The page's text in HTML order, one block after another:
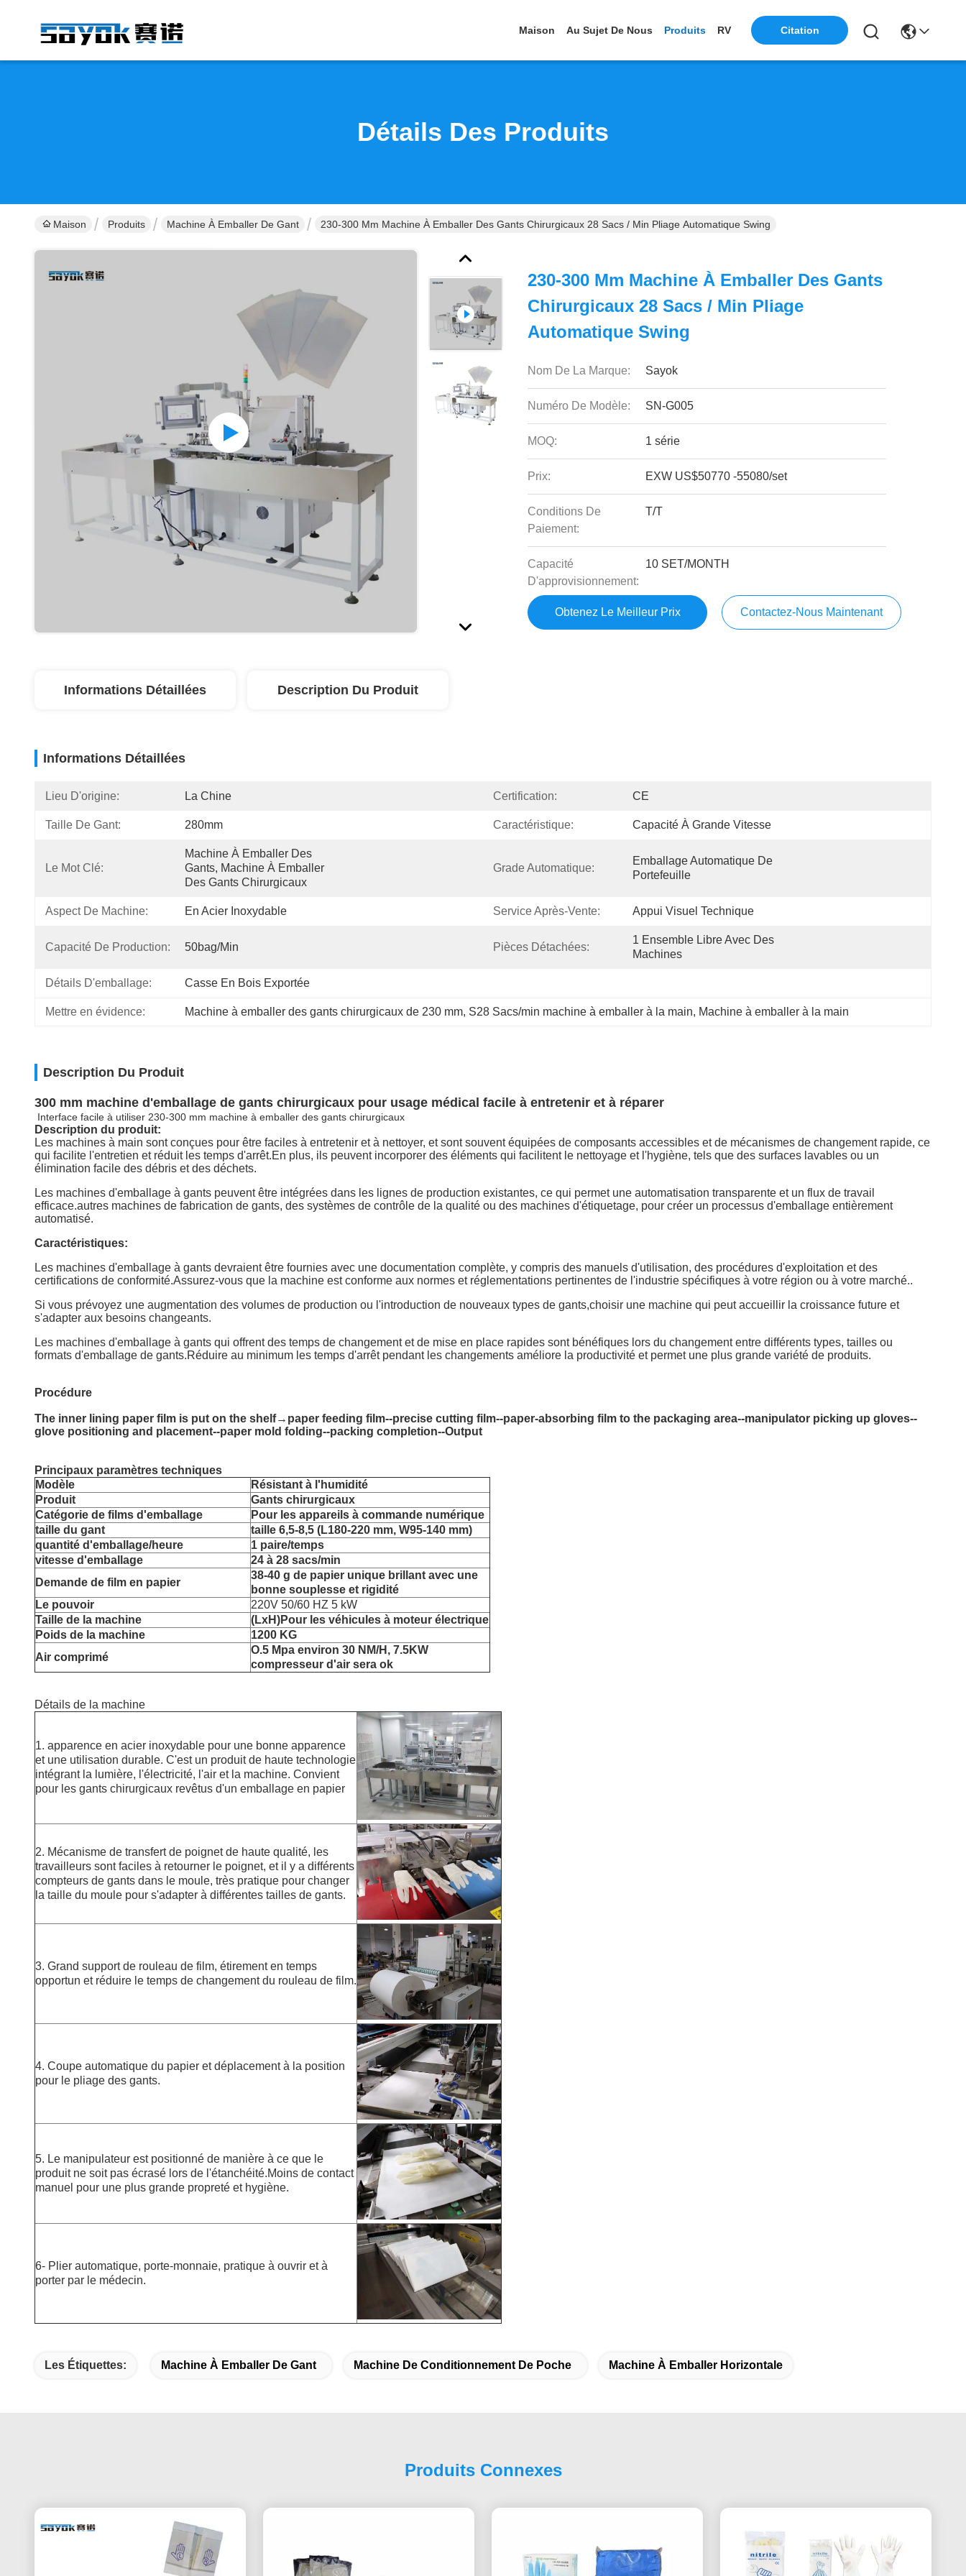
Maison Au Sujet De Nous Produits RV Citation
Détails Des Produits
Maison Produits Machine À Emballer De Gant 230-300 Mm Machine À Emballer Des Gants Chirurgicaux 28 Sacs / Min Pliage Automatique Swing
230-300 Mm Machine À Emballer Des Gants
Chirurgicaux 28 Sacs / Min Pliage
Automatique Swing
Nom De La Marque: Sayok
Numéro De Modèle: SN-G005
MOQ: 1 série
Prix: EXW US$50770 -55080/set
Conditions De
Paiement:
T/T
Capacité
D'approvisionnement:
10 SET/MONTH
Obtenez Le Meilleur Prix Contactez-Nous Maintenant
Informations Détaillées Description Du Produit
Informations Détaillées
Lieu D'origine: La Chine Certification: CE
Taille De Gant: 280mm Caractéristique: Capacité À Grande Vitesse
Le Mot Clé:
Machine À Emballer Des
Gants, Machine À Emballer
Des Gants Chirurgicaux
Grade Automatique:
Emballage Automatique De
Portefeuille
Aspect De Machine: En Acier Inoxydable Service Après-Vente: Appui Visuel Technique
Capacité De Production: 50bag/min Pièces Détachées:
1 Ensemble Libre Avec Des
Machines
Détails D'emballage: Casse En Bois Exportée
Mettre en évidence: Machine à emballer des gants chirurgicaux de 230 mm, S28 Sacs/min machine à emballer à la main, Machine à emballer à la main
Description Du Produit
300 mm machine d'emballage de gants chirurgicaux pour usage médical facile à entretenir et à réparer
Interface facile à utiliser 230-300 mm machine à emballer des gants chirurgicaux
Description du produit:
Les machines à main sont conçues pour être faciles à entretenir et à nettoyer, et sont souvent équipées de composants accessibles et de mécanismes de changement rapide, ce
qui facilite l'entretien et réduit les temps d'arrêt.En plus, ils peuvent incorporer des éléments qui facilitent le nettoyage et l'hygiène, tels que des surfaces lavables ou un
élimination facile des débris et des déchets.
Les machines d'emballage à gants peuvent être intégrées dans les lignes de production existantes, ce qui permet une automatisation transparente et un flux de travail
efficace.autres machines de fabrication de gants, des systèmes de contrôle de la qualité ou des machines d'étiquetage, pour créer un processus d'emballage entièrement
automatisé.
Caractéristiques:
Les machines d'emballage à gants devraient être fournies avec une documentation complète, y compris des manuels d'utilisation, des procédures d'exploitation et des
certifications de conformité.Assurez-vous que la machine est conforme aux normes et réglementations pertinentes de l'industrie spécifiques à votre région ou à votre marché..
Si vous prévoyez une augmentation des volumes de production ou l'introduction de nouveaux types de gants,choisir une machine qui peut accueillir la croissance future et
s'adapter aux besoins changeants.
Les machines d'emballage à gants qui offrent des temps de changement et de mise en place rapides sont bénéfiques lors du changement entre différents types, tailles ou
formats d'emballage de gants.Réduire au minimum les temps d'arrêt pendant les changements améliore la productivité et permet une plus grande variété de produits.
Procédure
The inner lining paper film is put on the shelf→paper feeding film--precise cutting film--paper-absorbing film to the packaging area--manipulator picking up gloves--
glove positioning and placement--paper mold folding--packing completion--Output
Principaux paramètres techniques
Modèle
Résistant à l'humidité
Produit
Gants chirurgicaux
Catégorie de films d'emballage
Pour les appareils à commande numérique
taille du gant
taille 6,5-8,5 (L180-220 mm, W95-140 mm)
quantité d'emballage/heure
1 paire/temps
vitesse d'emballage
24 à 28 sacs/min
Demande de film en papier
38-40 g de papier unique brillant avec une
bonne souplesse et rigidité
Le pouvoir
220V 50/60 HZ 5 kW
Taille de la machine
(LxH)Pour les véhicules à moteur électrique
Poids de la machine
1200 KG
Air comprimé
O.5 Mpa environ 30 NM/H, 7.5KW
compresseur d'air sera ok
Détails de la machine
1. apparence en acier inoxydable pour une bonne apparence
et une utilisation durable. C'est un produit de haute technologie
intégrant la lumière, l'électricité, l'air et la machine. Convient
pour les gants chirurgicaux revêtus d'un emballage en papier
2. Mécanisme de transfert de poignet de haute qualité, les
travailleurs sont faciles à retourner le poignet, et il y a différents
compteurs de gants dans le moule, très pratique pour changer
la taille du moule pour s'adapter à différentes tailles de gants.
3. Grand support de rouleau de film, étirement en temps
opportun et réduire le temps de changement du rouleau de film.
4. Coupe automatique du papier et déplacement à la position
pour le pliage des gants.
5. Le manipulateur est positionné de manière à ce que le
produit ne soit pas écrasé lors de l'étanchéité.Moins de contact
manuel pour une plus grande propreté et hygiène.
6- Plier automatique, porte-monnaie, pratique à ouvrir et à
porter par le médecin.
Les Étiquettes: Machine À Emballer De Gant Machine De Conditionnement De Poche Machine À Emballer Horizontale
Produits Connexes